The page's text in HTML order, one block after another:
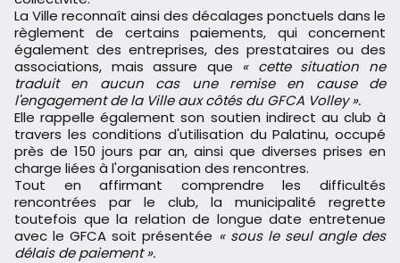
La Ville reconnaît ainsi des décalages ponctuels dans le
règlement de certains paiements, qui concernent
également des entreprises, des prestataires ou des
associations, mais assure que « cette situation ne
traduit en aucun cas une remise en cause de
l'engagement de la Ville aux côtés du GFCA Volley ».
Elle rappelle également son soutien indirect au club à
travers les conditions d'utilisation du Palatinu, occupé
près de 150 jours par an, ainsi que diverses prises en
charge liées à l'organisation des rencontres.
Tout en affirmant comprendre les difficultés
rencontrées par le club, la municipalité regrette
toutefois que la relation de longue date entretenue
avec le GFCA soit présentée « sous le seul angle des
délais de paiement ».